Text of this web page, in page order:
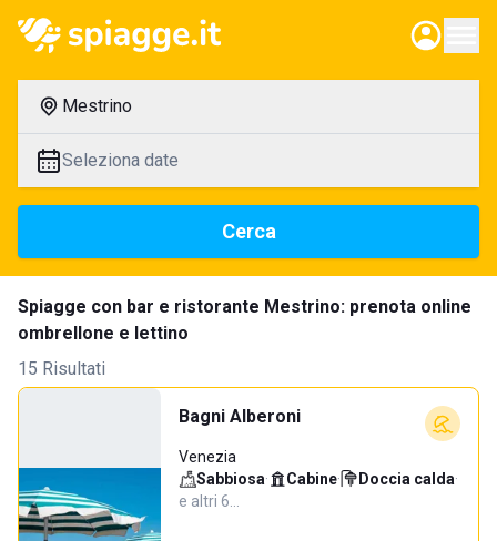
Mestrino
Seleziona date
Cerca
Spiagge con bar e ristorante Mestrino: prenota online
ombrellone e lettino
15 Risultati
Bagni Alberoni
Venezia
Sabbiosa· Cabine· Doccia calda·
e altri 6…